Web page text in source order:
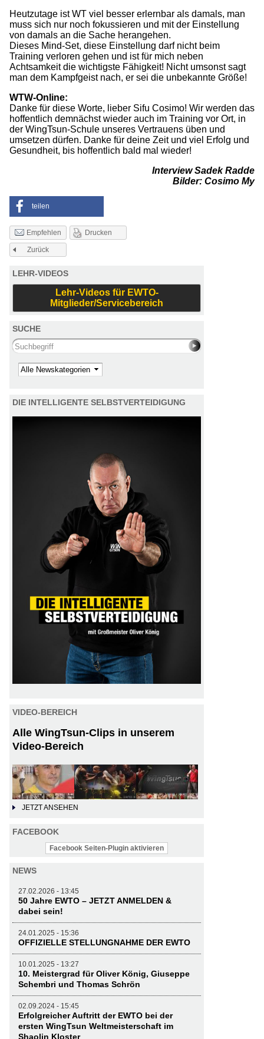
Heutzutage ist WT viel besser erlernbar als damals, man
muss sich nur noch fokussieren und mit der Einstellung
von damals an die Sache herangehen.
Dieses Mind-Set, diese Einstellung darf nicht beim
Training verloren gehen und ist für mich neben
Achtsamkeit die wichtigste Fähigkeit! Nicht umsonst sagt
man dem Kampfgeist nach, er sei die unbekannte Größe!
WTW-Online:
Danke für diese Worte, lieber Sifu Cosimo! Wir werden das
hoffentlich demnächst wieder auch im Training vor Ort, in
der WingTsun-Schule unseres Vertrauens üben und
umsetzen dürfen. Danke für deine Zeit und viel Erfolg und
Gesundheit, bis hoffentlich bald mal wieder!
Interview Sadek Radde
Bilder: Cosimo My
teilen
Empfehlen Drucken
Zurück
LEHR-VIDEOS
Lehr-Videos für EWTO-
Mitglieder/Servicebereich
SUCHE
Search this site
Kategorie
DIE INTELLIGENTE SELBSTVERTEIDIGUNG
VIDEO-BEREICH
Alle WingTsun-Clips in unserem
Video-Bereich
JETZT ANSEHEN
FACEBOOK
Facebook Seiten-Plugin aktivieren
NEWS
27.02.2026 - 13:45
50 Jahre EWTO – JETZT ANMELDEN &
dabei sein!
24.01.2025 - 15:36
OFFIZIELLE STELLUNGNAHME DER EWTO
10.01.2025 - 13:27
10. Meistergrad für Oliver König, Giuseppe
Schembri und Thomas Schrön
02.09.2024 - 15:45
Erfolgreicher Auftritt der EWTO bei der
ersten WingTsun Weltmeisterschaft im
Shaolin Kloster